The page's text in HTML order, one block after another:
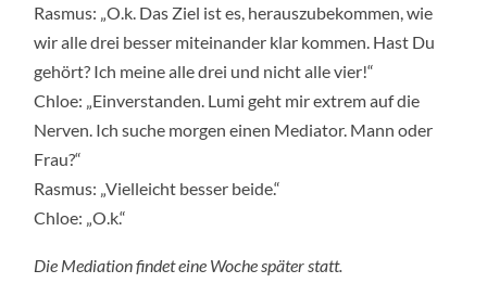
Rasmus: „O.k. Das Ziel ist es, herauszubekommen, wie
wir alle drei besser miteinander klar kommen. Hast Du
gehört? Ich meine alle drei und nicht alle vier!“
Chloe: „Einverstanden. Lumi geht mir extrem auf die
Nerven. Ich suche morgen einen Mediator. Mann oder
Frau?“
Rasmus: „Vielleicht besser beide.“
Chloe: „O.k.“
Die Mediation findet eine Woche später statt.